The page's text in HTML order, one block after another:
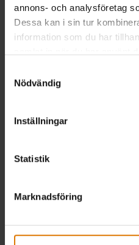
annons- och analysföretag
Dessa kan i sin tur
information som du har
Nödvändig
Inställningar
Statistik
Marknadsföring
Spara på tillbehör
5 %, eller köp 3 valfria tillbehör och
exklusive överdrag.